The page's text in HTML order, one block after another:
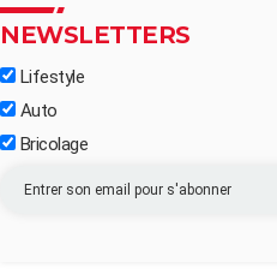
NEWSLETTERS
Lifestyle
Auto
Bricolage